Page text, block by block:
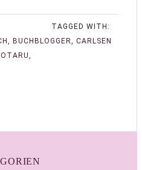
TAGGED WITH:
, BUCHBLOGGER, CARLSEN
,